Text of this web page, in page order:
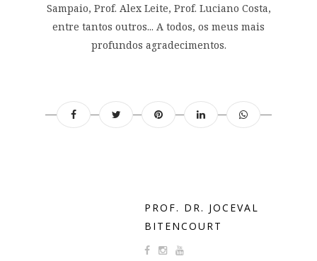
Sampaio, Prof. Alex Leite, Prof. Luciano Costa,
entre tantos outros... A todos, os meus mais
profundos agradecimentos.
PROF. DR. JOCEVAL
BITENCOURT